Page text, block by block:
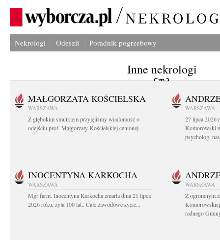
Nekrologi Odeszli Poradnik pogrzebowy
Inne nekrologi
MAŁGORZATA KOŚCIELSKA
WARSZAWA
Z głębokim smutkiem przyjęliśmy wiadomość o
odejściu prof. Małgorzaty Kościelskiej cenionej...
WARSZAWA
27 lipca 2026
Komorowski
psycholog,
INOCENTYNA KARKOCHA
WARSZAWA
Mgr farm. Inocentyna Karkocha zmarła dnia 21 lipca
2026 roku, żyła 100 lat.. Całe zawodowe życie...
WARSZAWA
Z ogromnym
radnego